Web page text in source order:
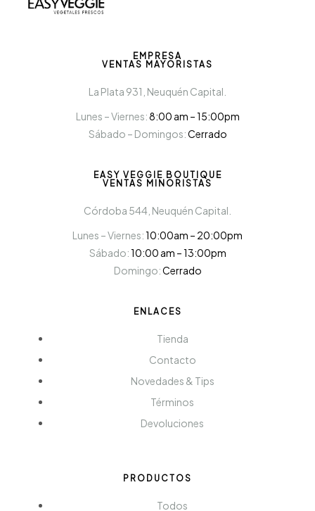
EMPRESA
VENTAS MAYORISTAS
La Plata 931, Neuquén Capital.
Lunes – Viernes:8:00 am – 15:00pm
Sábado – Domingos:Cerrado
EASY VEGGIE BOUTIQUE
VENTAS MINORISTAS
Córdoba 544, Neuquén Capital.
Lunes – Viernes:10:00am – 20:00pm
Sábado:10:00 am – 13:00pm
Domingo:Cerrado
ENLACES
Tienda
Contacto
Novedades & Tips
Términos
Devoluciones
PRODUCTOS
Todos